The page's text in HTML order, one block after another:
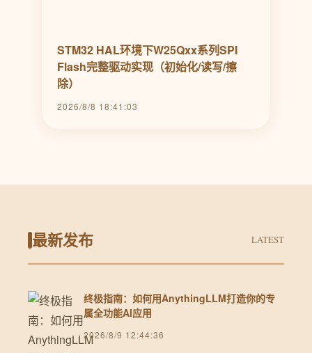
STM32 HAL环境下W25Qxx系列SPI
Flash完整驱动实现（初始化/读写/擦
除）
2026/8/8 18:41:03
最新发布 LATEST
终极指南：如何用AnythingLLM打造你的专
属全功能AI应用
2026/8/9 12:44:36